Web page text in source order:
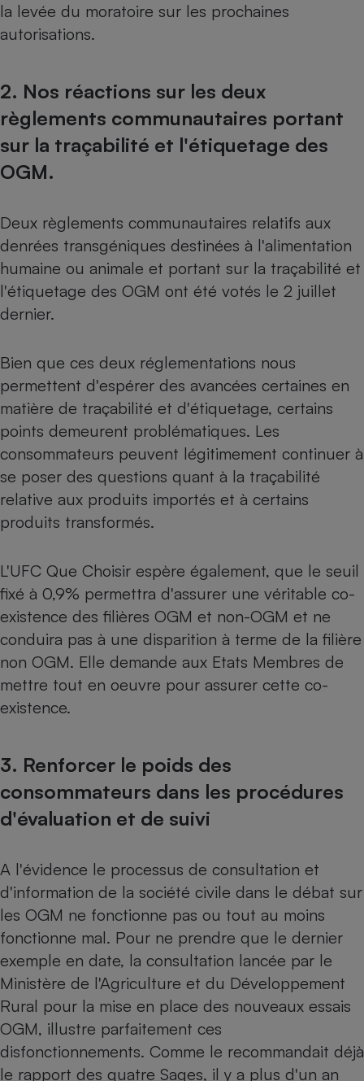
la levée du moratoire sur les prochaines
autorisations.
2. Nos réactions sur les deux
règlements communautaires portant
sur la traçabilité et l'étiquetage des
OGM.
Deux règlements communautaires relatifs aux
denrées transgéniques destinées à l'alimentation
humaine ou animale et portant sur la traçabilité et
l'étiquetage des OGM ont été votés le 2 juillet
dernier.
Bien que ces deux réglementations nous
permettent d'espérer des avancées certaines en
matière de traçabilité et d'étiquetage, certains
points demeurent problématiques. Les
consommateurs peuvent légitimement continuer à
se poser des questions quant à la traçabilité
relative aux produits importés et à certains
produits transformés.
L'UFC Que Choisir espère également, que le seuil
fixé à 0,9% permettra d'assurer une véritable co-
existence des filières OGM et non-OGM et ne
conduira pas à une disparition à terme de la filière
non OGM. Elle demande aux Etats Membres de
mettre tout en oeuvre pour assurer cette co-
existence.
3. Renforcer le poids des
consommateurs dans les procédures
d'évaluation et de suivi
A l'évidence le processus de consultation et
d'information de la société civile dans le débat sur
les OGM ne fonctionne pas ou tout au moins
fonctionne mal. Pour ne prendre que le dernier
exemple en date, la consultation lancée par le
Ministère de l'Agriculture et du Développement
Rural pour la mise en place des nouveaux essais
OGM, illustre parfaitement ces
disfonctionnements. Comme le recommandait déjà
le rapport des quatre Sages, il y a plus d'un an
Cafetière à expressos